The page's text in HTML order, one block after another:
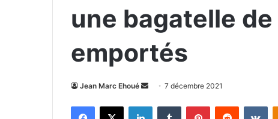
une bagatelle
emportés
Jean Marc Ehoué
Envoyer
courriel
7 décembre 2021
Facebook
X LinkedinTumblr PinterestReddit